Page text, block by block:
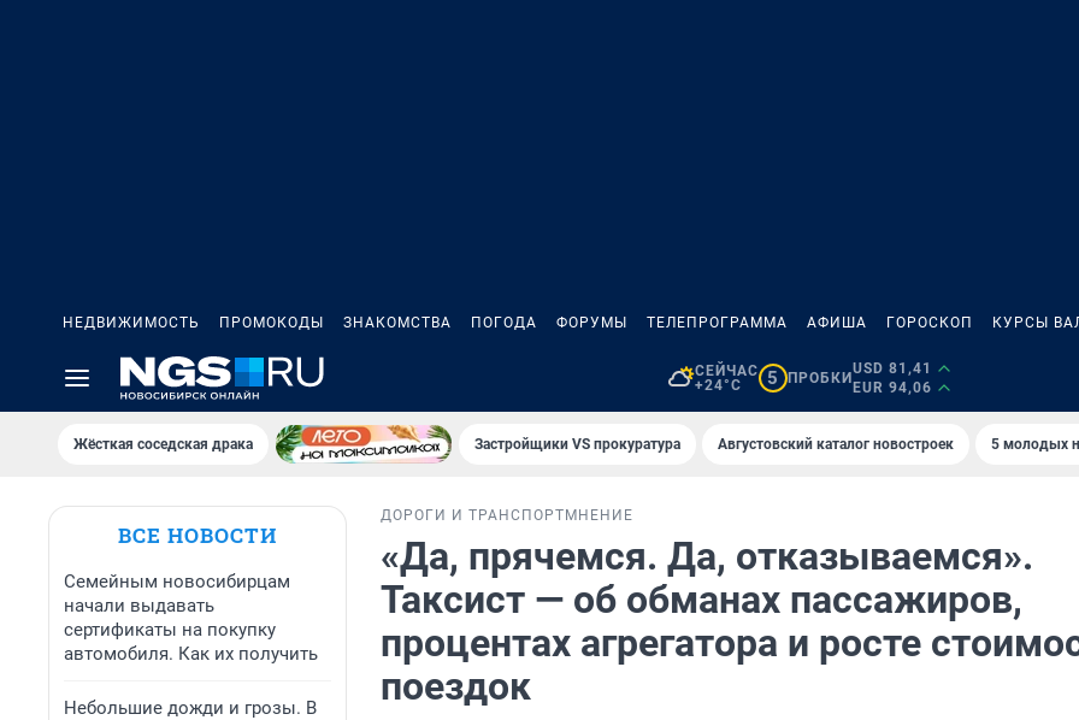
НЕДВИЖИМОСТЬ ПРОМОКОДЫ ЗНАКОМСТВА ПОГОДА ФОРУМЫ ТЕЛЕПРОГРАММА АФИША ГОРОСКОП КУРСЫ
СЕЙЧАС
+24°C
5 ПРОБКИ
USD 81,41
EUR 94,06
Жёсткая соседская драка Застройщики VS прокуратура Августовский каталог новостроек 5 молодых
ВСЕ НОВОСТИ
Семейным новосибирцам
начали выдавать
сертификаты на покупку
автомобиля. Как их получить
Небольшие дожди и грозы. В
ДОРОГИ И ТРАНСПОРТ МНЕНИЕ
«Да, прячемся. Да, отказываемся».
Таксист — об обманах пассажиров,
процентах агрегатора и росте
поездок